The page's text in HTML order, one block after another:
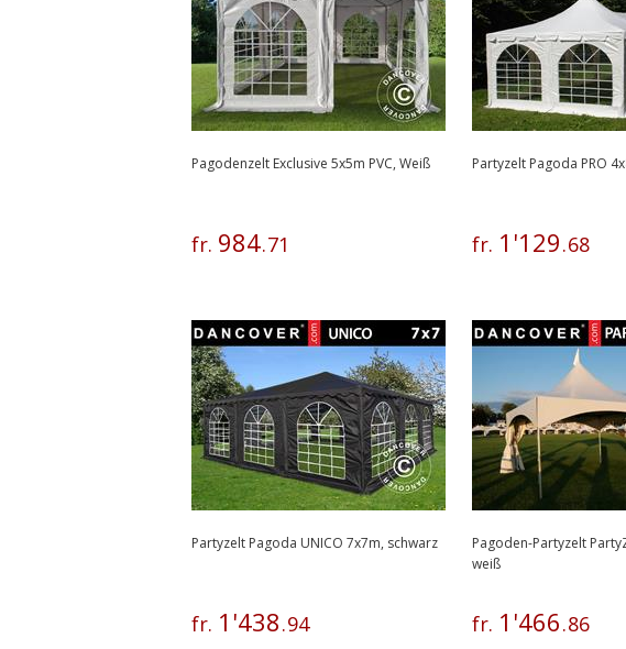
Pagodenzelt Exclusive 5x5m PVC, Weiß
fr. 984.71
Partyzelt Pagoda PRO
fr. 1 '129.68
Partyzelt Pagoda UNICO 7x7m, schwarz
fr. 1 '438.94
Pagoden-Partyzelt
weiß
fr. 1 '466.86